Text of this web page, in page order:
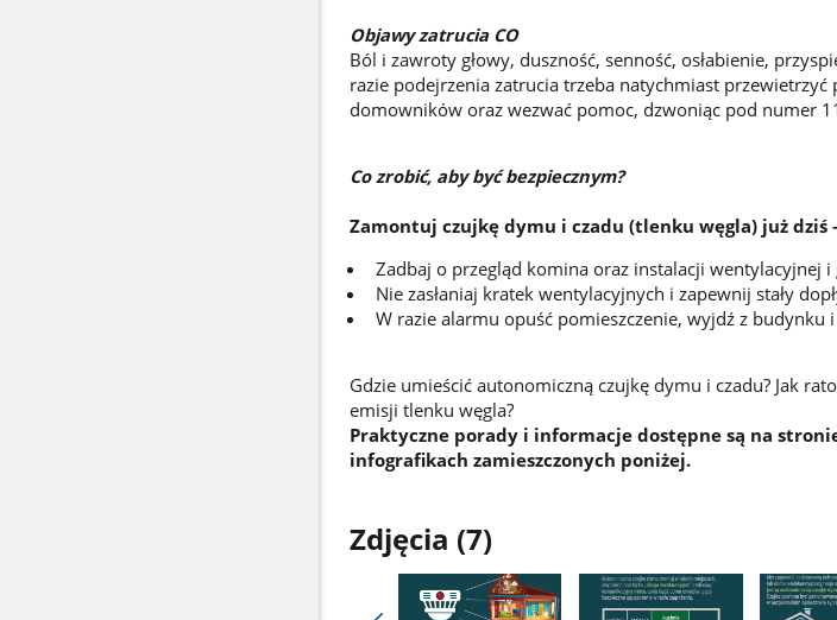
Objawy zatrucia CO
Ból i zawroty głowy, duszność, senność, osłabienie,
razie podejrzenia zatrucia trzeba natychmiast przewietrzyć
domowników oraz wezwać pomoc, dzwoniąc pod numer
Co zrobić, aby być bezpiecznym?
Zamontuj czujkę dymu i czadu (tlenku węgla) już dziś
Zadbaj o przegląd komina oraz instalacji wentylacyjnej i
Nie zasłaniaj kratek wentylacyjnych i zapewnij stały
W razie alarmu opuść pomieszczenie, wyjdź z budynku
Gdzie umieścić autonomiczną czujkę dymu i czadu? Jak
emisji tlenku węgla?
Praktyczne porady i informacje dostępne są na
infografikach zamieszczonych poniżej.
Zdjęcia (7)